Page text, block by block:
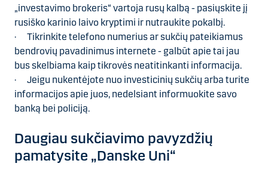
„investavimo brokeris“ vartoja rusų kalbą - pasiųskite jį
rusiško karinio laivo kryptimi ir nutraukite pokalbį.
· Tikrinkite telefono numerius ar sukčių pateikiamus
bendrovių pavadinimus internete - galbūt apie tai jau
bus skelbiama kaip tikrovės neatitinkanti informacija.
· Jeigu nukentėjote nuo investicinių sukčių arba turite
informacijos apie juos, nedelsiant informuokite savo
banką bei policiją.
Daugiau sukčiavimo pavyzdžių
pamatysite „Danske Uni“